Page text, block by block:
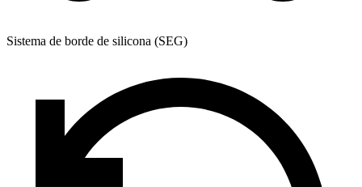
Sistema de borde de silicona (SEG)